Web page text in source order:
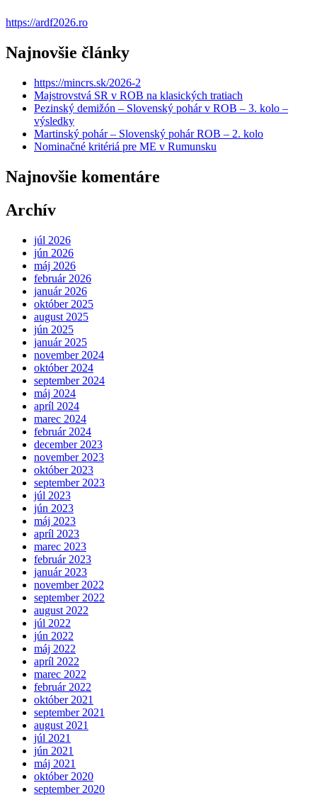
https://ardf2026.ro
Najnovšie články
https://mincrs.sk/2026-2
Majstrovstvá SR v ROB na klasických tratiach
Pezinský demižón – Slovenský pohár v ROB – 3. kolo –
výsledky
Martinský pohár – Slovenský pohár ROB – 2. kolo
Nominačné kritériá pre ME v Rumunsku
Najnovšie komentáre
Archív
júl 2026
jún 2026
máj 2026
február 2026
január 2026
október 2025
august 2025
jún 2025
január 2025
november 2024
október 2024
september 2024
máj 2024
apríl 2024
marec 2024
február 2024
december 2023
november 2023
október 2023
september 2023
júl 2023
jún 2023
máj 2023
apríl 2023
marec 2023
február 2023
január 2023
november 2022
september 2022
august 2022
júl 2022
jún 2022
máj 2022
apríl 2022
marec 2022
február 2022
október 2021
september 2021
august 2021
júl 2021
jún 2021
máj 2021
október 2020
september 2020